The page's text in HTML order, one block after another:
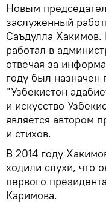
Новым
заслуженный
Саъдулла
работал в
отвечая за
году был назначен
"Узбекистон
и искусство
является автором
и стихов.
В 2014 году
ходили слухи, что
первого
Каримова.